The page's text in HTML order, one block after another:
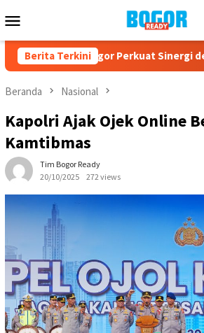
ke
Mobile
Berita Terkini
Kota Bogor Perkuat Sinergi dengan
Beranda Nasional
Kapolri Ajak Ojek Online
Kamtibmas
Tim Bogor Ready
20/10/2025
272 views